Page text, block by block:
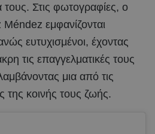
τους. Στις φωτογραφίες, ο
εμφανίζονται
ευτυχισμένοι, έχοντας
τις επαγγελματικές τους
μια από τις
της κοινής τους ζωής.